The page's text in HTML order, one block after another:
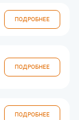
ПОДРОБНЕЕ
ПОДРОБНЕЕ
ПОДРОБНЕЕ